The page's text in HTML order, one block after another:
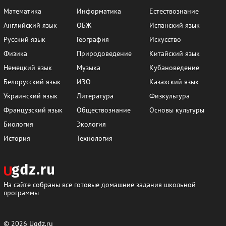
Математика
Английский язык
Русский язык
Физика
Немецкий язык
Белорусский язык
Украинский язык
Французский язык
Биология
История
Информатика
ОБЖ
География
Природоведение
Музыка
ИЗО
Литература
Обществознание
Экология
Технология
Естествознание
Испанский язык
Искусство
Китайский язык
Кубановедение
Казахский язык
Физкультура
Основы культуры
На сайте собраны все готовые домашние задания школьной
программы
© 2026 Ugdz.ru